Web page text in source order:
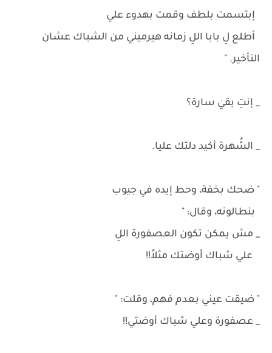
إبتسمت بلطف وقمت بهدوء علي
أطلع لِ بابا اللِ زمانه هيرميني من الشباك عشان
التأخير. "
_ إنتِ بقيٰ سارة؟
_ الشُهرة أكيد دلتك عليا.
" ضحك بخفة، وحط إيده في جيوب
بنطالونه، وقال: "
_ مش يمكن تكون العصفورة اللِ
علي شباك أوضتك مثلاً!!
" ضيقت عيني بعدم فهم، وقلت: "
_ عصفورة وعلي شباك أوضتي!!